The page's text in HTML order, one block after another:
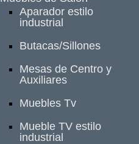
Aparador estilo
industrial
Butacas/Sillones
Mesas de Centro y
Auxiliares
Muebles Tv
Mueble TV estilo
industrial